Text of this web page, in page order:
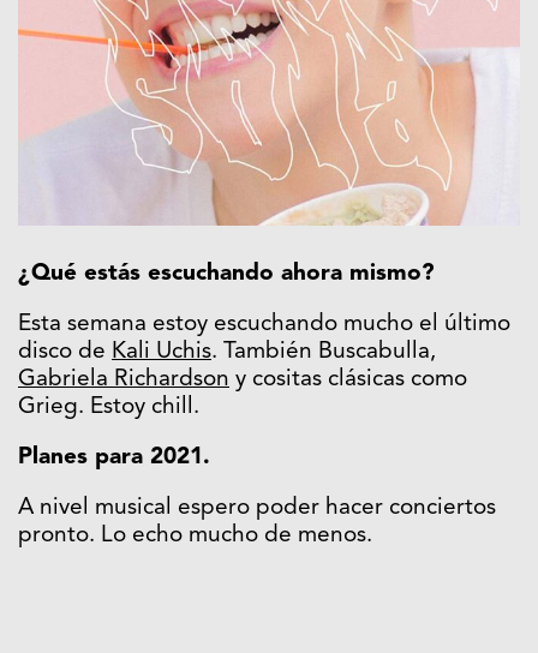
¿Qué estás escuchando ahora mismo?
Esta semana estoy escuchando mucho el último
disco de Kali Uchis. También Buscabulla,
Gabriela Richardson y cositas clásicas como
Grieg. Estoy chill.
Planes para 2021.
A nivel musical espero poder hacer conciertos
pronto. Lo echo mucho de menos.